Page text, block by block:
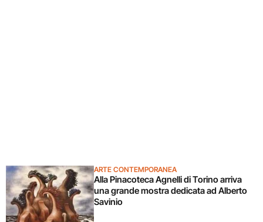
ARTE CONTEMPORANEA
Alla Pinacoteca Agnelli di Torino arriva
una grande mostra dedicata ad Alberto
Savinio